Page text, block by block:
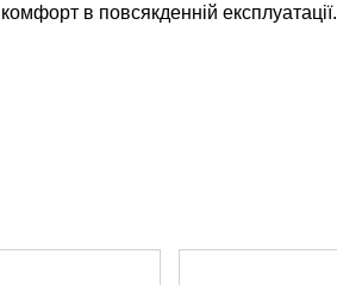
комфорт в повсякденній експлуатації.